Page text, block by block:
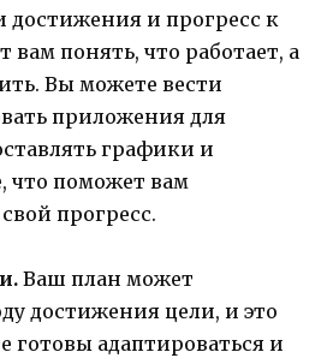
достижения и прогресс к
вам понять, что работает, а
Вы можете вести
приложения для
графики и
что поможет вам
прогресс.
Ваш план может
достижения цели, и это
готовы адаптироваться и